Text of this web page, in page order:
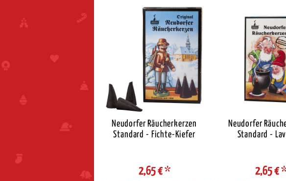
Räucherkerzen
Neudorfer Räucherkerzen
Standard - Fichte-Kiefer
2,65 €*
Neudorfer
Standard -
2,65 €